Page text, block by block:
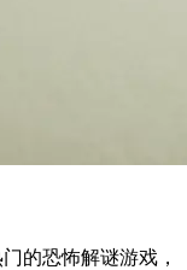
的恐怖解谜游戏，